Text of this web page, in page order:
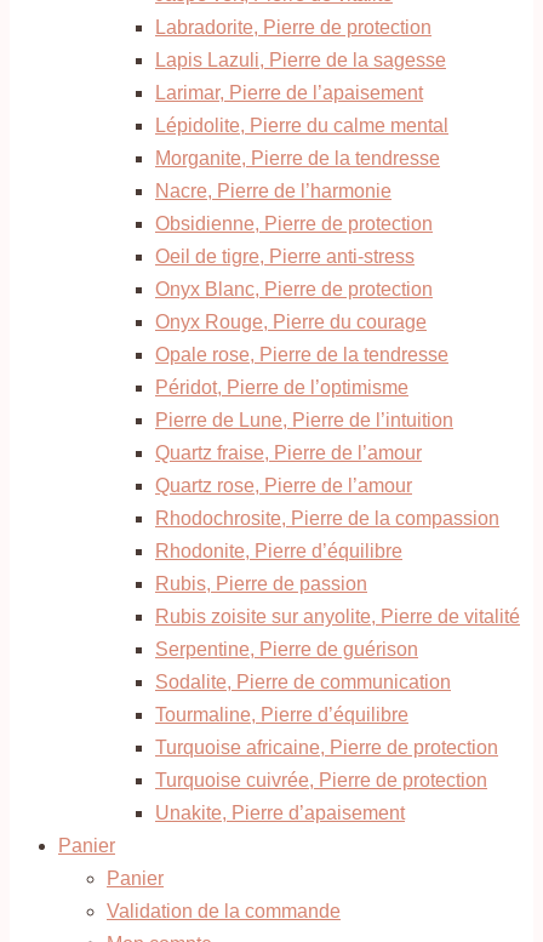
Labradorite, Pierre de protection
Lapis Lazuli, Pierre de la sagesse
Larimar, Pierre de l’apaisement
Lépidolite, Pierre du calme mental
Morganite, Pierre de la tendresse
Nacre, Pierre de l’harmonie
Obsidienne, Pierre de protection
Oeil de tigre, Pierre anti-stress
Onyx Blanc, Pierre de protection
Onyx Rouge, Pierre du courage
Opale rose, Pierre de la tendresse
Péridot, Pierre de l’optimisme
Pierre de Lune, Pierre de l’intuition
Quartz fraise, Pierre de l’amour
Quartz rose, Pierre de l’amour
Rhodochrosite, Pierre de la compassion
Rhodonite, Pierre d’équilibre
Rubis, Pierre de passion
Rubis zoisite sur anyolite, Pierre de vitalité
Serpentine, Pierre de guérison
Sodalite, Pierre de communication
Tourmaline, Pierre d’équilibre
Turquoise africaine, Pierre de protection
Turquoise cuivrée, Pierre de protection
Unakite, Pierre d’apaisement
Panier
Panier
Validation de la commande